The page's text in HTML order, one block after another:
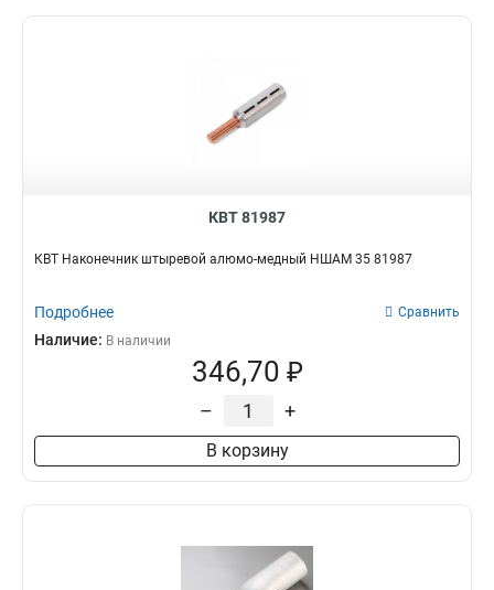
КВТ 81987
КВТ Наконечник штыревой алюмо-медный НШАМ 35 81987
Подробнее Сравнить
Наличие: В наличии
346,70 ₽
– +
В корзину